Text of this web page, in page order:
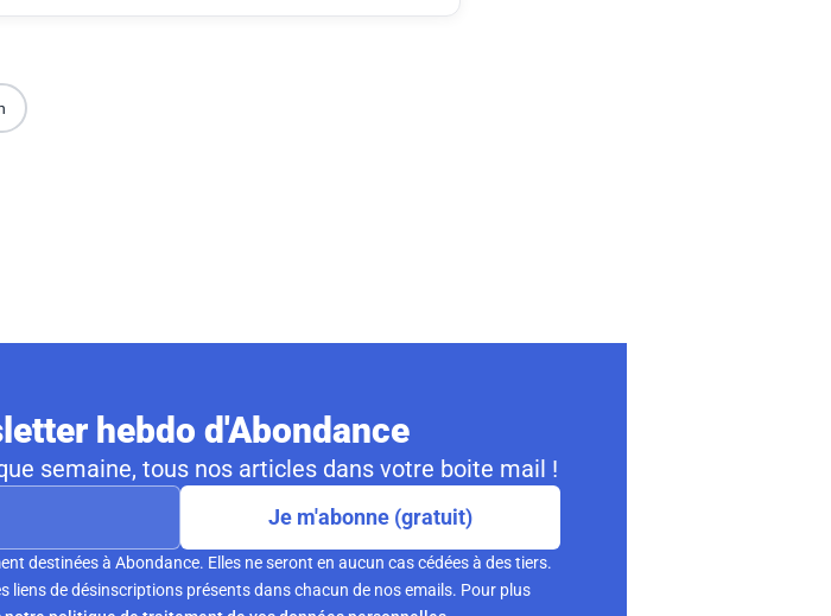
hebdo d'Abondance
semaine, tous nos articles dans votre boite mail !
Je m'abonne (gratuit)
destinées à Abondance. Elles ne seront en aucun cas cédées à des tiers.
de désinscriptions présents dans chacun de nos emails. Pour plus